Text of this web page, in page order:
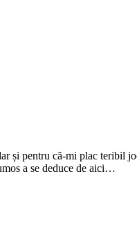
și pentru că-mi plac
a se deduce de aici…